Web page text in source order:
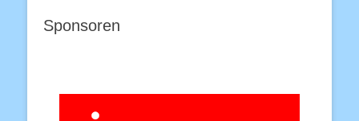
Sponsoren